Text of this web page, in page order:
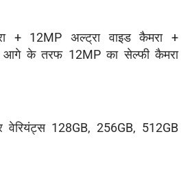
+ 12MP अल्ट्रा वाइड कैमरा +
आगे के तरफ 12MP का सेल्फी कैमरा
128GB, 256GB, 512GB